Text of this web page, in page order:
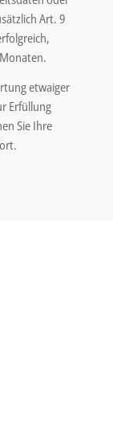
Art. 9
etwaiger
Erfüllung
Sie Ihre